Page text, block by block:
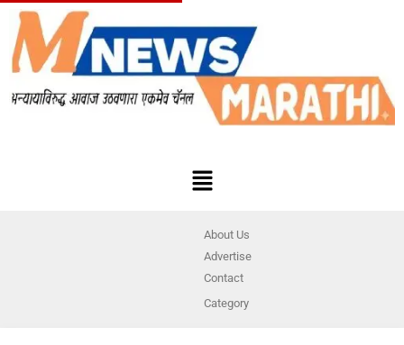
About Us
Advertise
Contact
Category